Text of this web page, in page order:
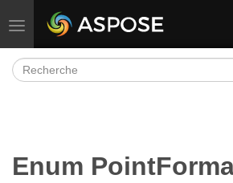
Basculer la navigation
Enum